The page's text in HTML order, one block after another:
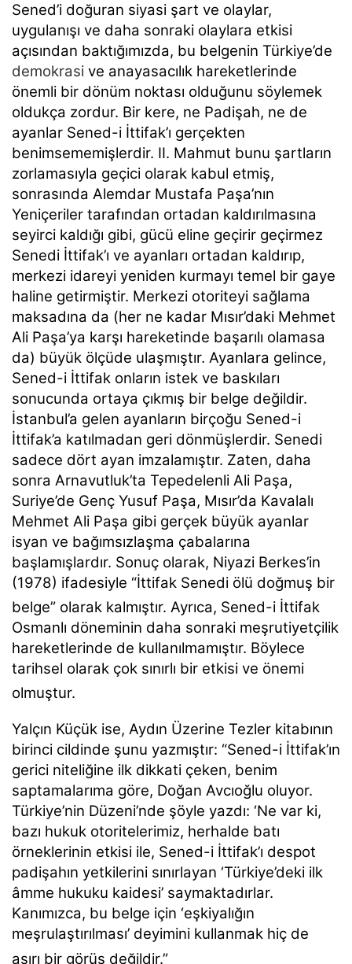
Sened’i doğuran siyasi şart ve olaylar,
uygulanışı ve daha sonraki olaylara etkisi
açısından baktığımızda, bu belgenin Türkiye’de
demokrasi ve anayasacılık hareketlerinde
önemli bir dönüm noktası olduğunu söylemek
oldukça zordur. Bir kere, ne Padişah, ne de
ayanlar Sened-i İttifak’ı gerçekten
benimsememişlerdir. II. Mahmut bunu şartların
zorlamasıyla geçici olarak kabul etmiş,
sonrasında Alemdar Mustafa Paşa’nın
Yeniçeriler tarafından ortadan kaldırılmasına
seyirci kaldığı gibi, gücü eline geçirir geçirmez
Senedi İttifak’ı ve ayanları ortadan kaldırıp,
merkezi idareyi yeniden kurmayı temel bir gaye
haline getirmiştir. Merkezi otoriteyi sağlama
maksadına da (her ne kadar Mısır’daki Mehmet
Ali Paşa’ya karşı hareketinde başarılı olamasa
da) büyük ölçüde ulaşmıştır. Ayanlara gelince,
Sened-i İttifak onların istek ve baskıları
sonucunda ortaya çıkmış bir belge değildir.
İstanbul’a gelen ayanların birçoğu Sened-i
İttifak’a katılmadan geri dönmüşlerdir. Senedi
sadece dört ayan imzalamıştır. Zaten, daha
sonra Arnavutluk’ta Tepedelenli Ali Paşa,
Suriye’de Genç Yusuf Paşa, Mısır’da Kavalalı
Mehmet Ali Paşa gibi gerçek büyük ayanlar
isyan ve bağımsızlaşma çabalarına
başlamışlardır. Sonuç olarak, Niyazi Berkes’in
(1978) ifadesiyle “İttifak Senedi ölü doğmuş bir
belge” olarak kalmıştır. Ayrıca, Sened-i İttifak
Osmanlı döneminin daha sonraki meşrutiyetçilik
hareketlerinde de kullanılmamıştır. Böylece
tarihsel olarak çok sınırlı bir etkisi ve önemi
olmuştur.
Yalçın Küçük ise, Aydın Üzerine Tezler kitabının
birinci cildinde şunu yazmıştır: “Sened-i İttifak’ın
gerici niteliğine ilk dikkati çeken, benim
saptamalarıma göre, Doğan Avcıoğlu oluyor.
Türkiye’nin Düzeni’nde şöyle yazdı: ‘Ne var ki,
bazı hukuk otoritelerimiz, herhalde batı
örneklerinin etkisi ile, Sened-i İttifak’ı despot
padişahın yetkilerini sınırlayan ‘Türkiye’deki ilk
âmme hukuku kaidesi’ saymaktadırlar.
Kanımızca, bu belge için ‘eşkiyalığın
meşrulaştırılması’ deyimini kullanmak hiç de
aşırı bir görüş değildir.”